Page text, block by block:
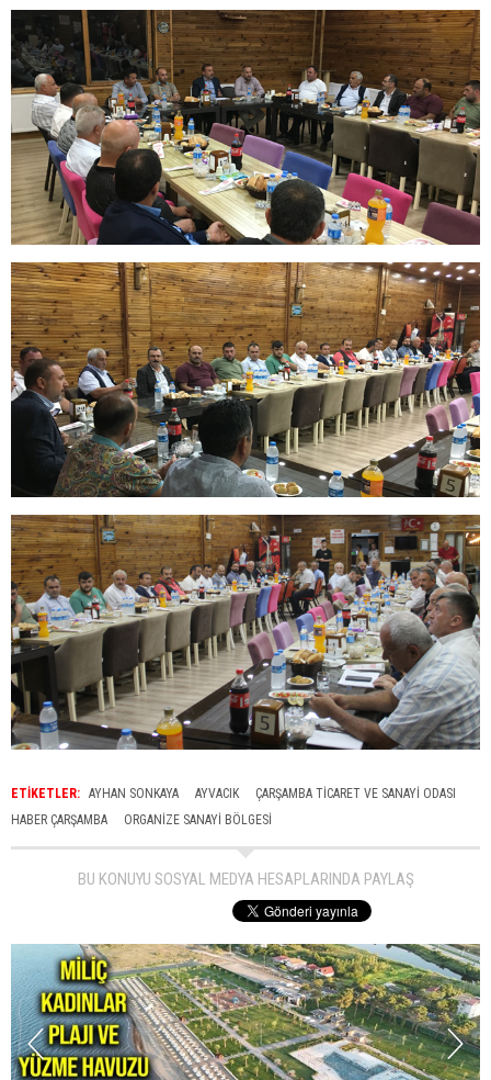
ETİKETLER: AYHAN SONKAYA AYVACIK
ÇARŞAMBA TICARET VE SANAYI ODASI
HABER ÇARŞAMBA
ORGANIZE SANAYI BÖLGESI
BU KONUYU SOSYAL MEDYA HESAPLARINDA PAYLAŞ